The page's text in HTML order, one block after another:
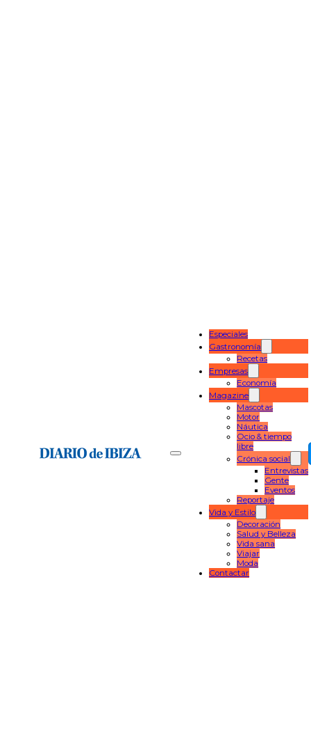
Especiales
Gastronomía
Recetas
Empresas
Economía
Magazine
Mascotas
Motor
Náutica
Ocio & tiempo
libre
Crónica social
Entrevistas
Gente
Eventos
Reportaje
Vida y Estilo
Decoración
Salud y Belleza
Vida sana
Viajar
Moda
Contactar